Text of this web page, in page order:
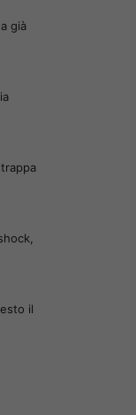
già
il